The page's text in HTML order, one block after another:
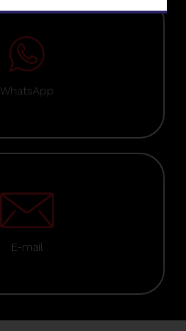
WhatsApp
E-mail